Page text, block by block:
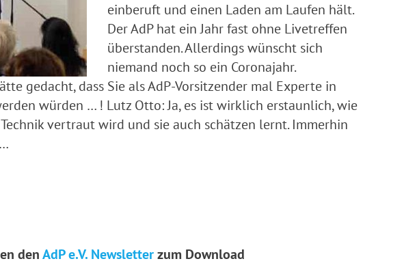
einberuft und einen Laden am Laufen hält.
Der AdP hat ein Jahr fast ohne Livetreffen
überstanden. Allerdings wünscht sich
niemand noch so ein Coronajahr.
gedacht, dass Sie als AdP-Vorsitzender mal Experte in
würden … ! Lutz Otto: Ja, es ist wirklich erstaunlich, wie
vertraut wird und sie auch schätzen lernt. Immerhin
denAdP e.V. Newsletterzum Download